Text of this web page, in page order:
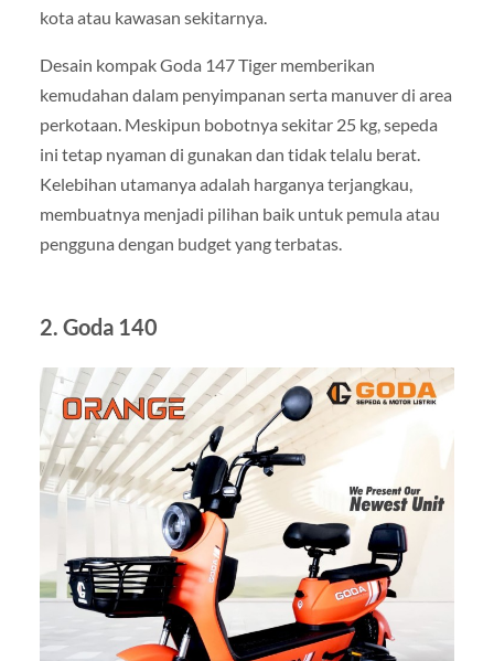
kota atau kawasan sekitarnya.
Desain kompak Goda 147 Tiger memberikan
kemudahan dalam penyimpanan serta manuver di area
perkotaan. Meskipun bobotnya sekitar 25 kg, sepeda
ini tetap nyaman di gunakan dan tidak telalu berat.
Kelebihan utamanya adalah harganya terjangkau,
membuatnya menjadi pilihan baik untuk pemula atau
pengguna dengan budget yang terbatas.
2. Goda 140